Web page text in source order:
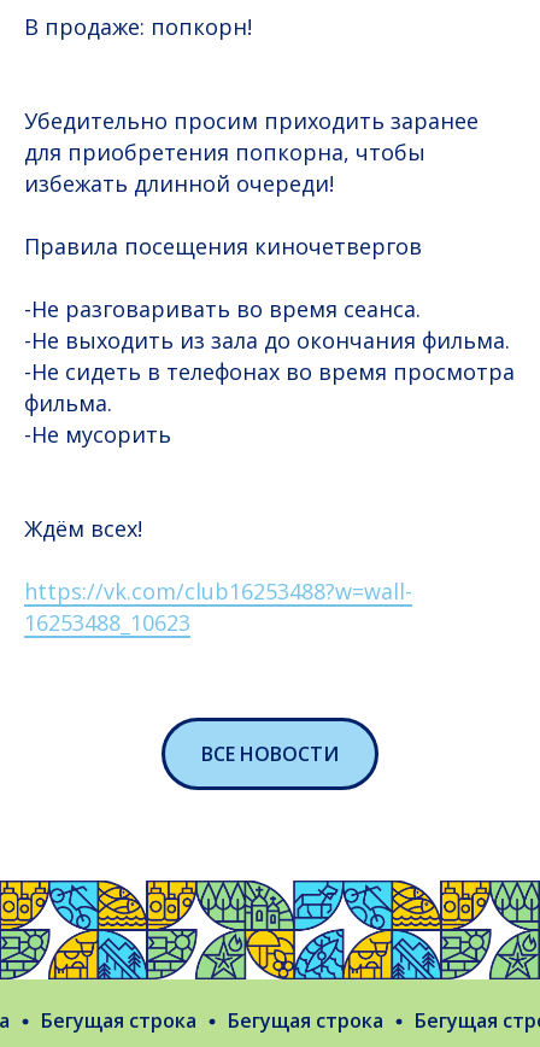
В продаже: попкорн!
Убедительно просим приходить заранее
для приобретения попкорна, чтобы
избежать длинной очереди!
Правила посещения киночетвергов
-Не разговаривать во время сеанса.
-Не выходить из зала до окончания фильма.
-Не сидеть в телефонах во время просмотра
фильма.
-Не мусорить
Ждём всех!
https://vk.com/club16253488?w=wall-
16253488_10623
ВСЕ НОВОСТИ
Бегущая строка Бегущая строка Бегущая